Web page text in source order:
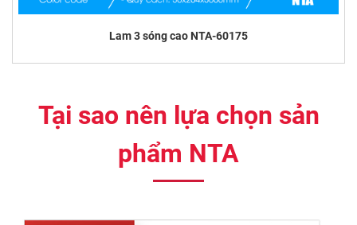
Lam 3 sóng cao NTA-60175
Tại sao nên lựa chọn sản
phẩm NTA